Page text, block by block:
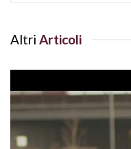
Altri Articoli